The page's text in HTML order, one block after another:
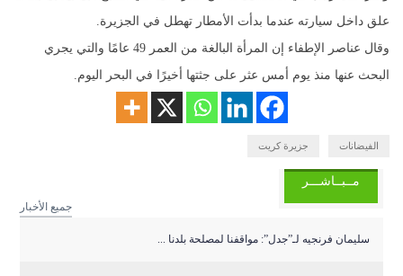
علق داخل سيارته عندما بدأت الأمطار تهطل في الجزيرة.
وقال عناصر الإطفاء إن المرأة البالغة من العمر 49 عامًا والتي يجري
البحث عنها منذ يوم أمس عثر على جثتها أخيرًا في البحر اليوم.
الفيضانات جزيرة كريت
مــبــاشـــر
جميع الأخبار
سليمان فرنجيه لـ”جدل”: مواقفنا لمصلحة بلدنا ...